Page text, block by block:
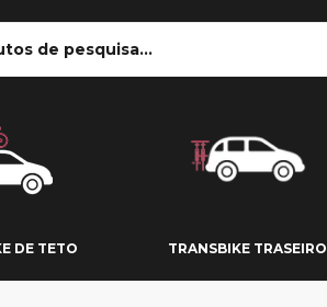
DE TETO TRANSBIKE TRASEIRO
DE TETO